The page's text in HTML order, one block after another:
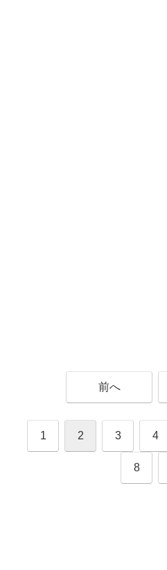
前へ
1 2 3 4
8